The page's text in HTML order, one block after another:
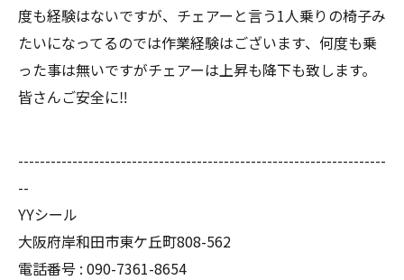
度も経験はないですが、チェアーと言う1人乗りの椅子み
たいになってるのでは作業経験はございます、何度も乗
った事は無いですがチェアーは上昇も降下も致します。
皆さんご安全に‼︎
--------------------------------------------------------------------
--
YYシール
大阪府岸和田市東ケ丘町808-562
電話番号 : 090-7361-8654